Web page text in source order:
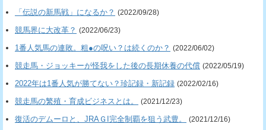
「伝説の新馬戦」になるか？ (2022/09/28)
競馬界に大改革？ (2022/06/23)
1番人気馬の連敗。粗●の呪い？は続くのか？ (2022/06/02)
競走馬・ジョッキーが怪我をした後の長期休養の代償 (2022/05/19)
2022年は1番人気が勝てない？珍記録・新記録 (2022/02/16)
競走馬の繁殖・育成ビジネスとは。 (2021/12/23)
復活のデムーロと、JRAＧI完全制覇を狙う武豊。 (2021/12/16)